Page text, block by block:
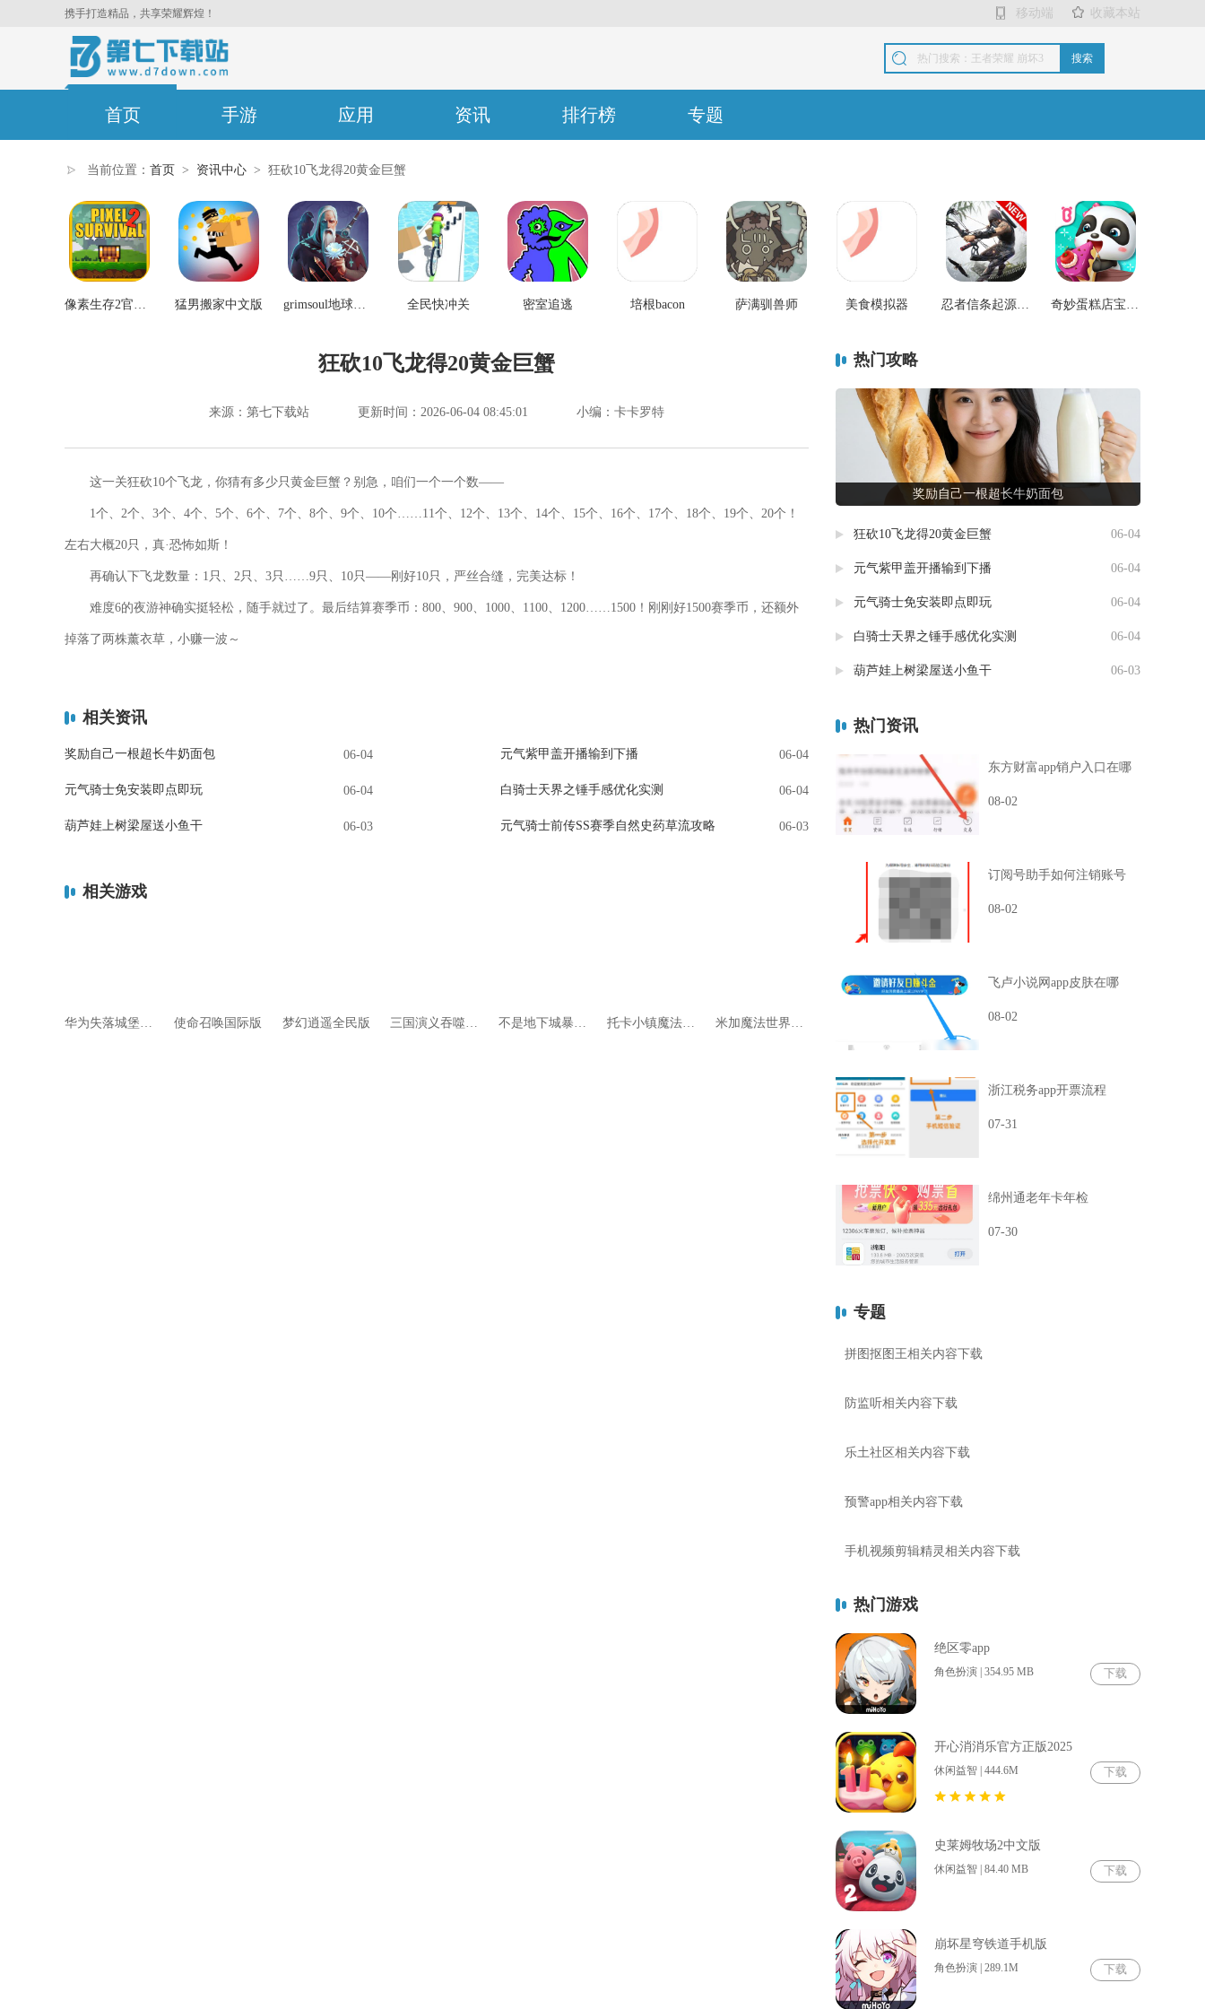
携手打造精品，共享荣耀辉煌！ 移动端 收藏本站
搜索
首页 手游 应用 资讯 排行榜 专题
当前位置： 首页 > 资讯中心 > 狂砍10飞龙得20黄金巨蟹
像素生存2官方正版 猛男搬家中文版 grimsoul地球末日中世纪 全民快冲关 密室追逃 培根bacon 萨满驯兽师 美食模拟器 忍者信条起源(ninja) 奇妙蛋糕店宝宝巴士最新(little panda)
狂砍10飞龙得20黄金巨蟹
来源：第七下载站 更新时间：2026-06-04 08:45:01 小编：卡卡罗特
这一关狂砍10个飞龙，你猜有多少只黄金巨蟹？别急，咱们一个一个数——
1个、2个、3个、4个、5个、6个、7个、8个、9个、10个……11个、12个、13个、14个、15个、16个、17个、18个、19个、20个！
左右大概20只，真·恐怖如斯！
再确认下飞龙数量：1只、2只、3只……9只、10只——刚好10只，严丝合缝，完美达标！
难度6的夜游神确实挺轻松，随手就过了。最后结算赛季币：800、900、1000、1100、1200……1500！刚刚好1500赛季币，还额外
掉落了两株薰衣草，小赚一波～
相关资讯
奖励自己一根超长牛奶面包 06-04 元气紫甲盖开播输到下播 06-04
元气骑士免安装即点即玩 06-04 白骑士天界之锤手感优化实测 06-04
葫芦娃上树梁屋送小鱼干 06-03 元气骑士前传SS赛季自然史药草流攻略 06-03
相关游戏
华为失落城堡官方服 使命召唤国际版 梦幻逍遥全民版 三国演义吞噬无界九游版 不是地下城暴君的棋局 托卡小镇魔法乐园官方版 米加魔法世界生活手机版
热门攻略
奖励自己一根超长牛奶面包
狂砍10飞龙得20黄金巨蟹 06-04
元气紫甲盖开播输到下播 06-04
元气骑士免安装即点即玩 06-04
白骑士天界之锤手感优化实测 06-04
葫芦娃上树梁屋送小鱼干 06-03
热门资讯
东方财富app销户入口在哪
08-02
订阅号助手如何注销账号
08-02
飞卢小说网app皮肤在哪
08-02
浙江税务app开票流程
07-31
绵州通老年卡年检
07-30
专题
拼图抠图王相关内容下载
防监听相关内容下载
乐土社区相关内容下载
预警app相关内容下载
手机视频剪辑精灵相关内容下载
热门游戏
绝区零app
角色扮演 | 354.95 MB 下载
开心消消乐官方正版2025
休闲益智 | 444.6M 下载
史莱姆牧场2中文版
休闲益智 | 84.40 MB 下载
崩坏星穹铁道手机版
角色扮演 | 289.1M 下载